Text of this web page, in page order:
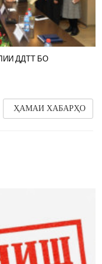
ДДТТ БО
ҲАМАИ ХАБАРҲО